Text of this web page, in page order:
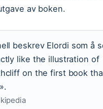
av boken.
beskrev Elordi som å
like the illustration of
on the first book